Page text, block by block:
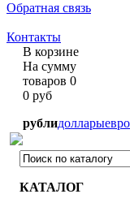
Обратная связь
Контакты
В корзине
На сумму
товаров 0
0 руб
рублидолларыевро
КАТАЛОГ